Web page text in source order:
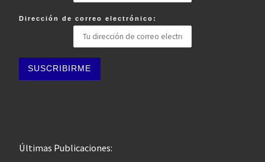
Dirección de correo electrónico:
Últimas Publicaciones: